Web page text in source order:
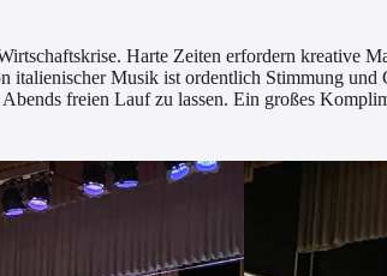
Harte Zeiten erfordern kreative
Musik ist ordentlich Stimmung und
freien Lauf zu lassen. Ein großes